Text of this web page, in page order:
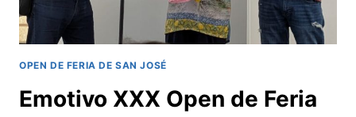
OPEN DE FERIA DE SAN JOSÉ
Emotivo XXX Open de Feria